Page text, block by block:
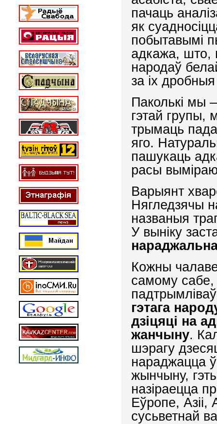
пачаць
як
побытавымі
адкажа, што,
народаў
за іх
Паколькі мы
гэтай групы,
трымаць
яго.
пашукаць
расы
Варыянт
Нягледзячы
названыя
У выніку
Кожны
самому
гэтага
дзіцяці на
жанчыну.
шэрагу
нараджацца ў
жынчыну,
назіраецца
Еўропе,
сусьветнай